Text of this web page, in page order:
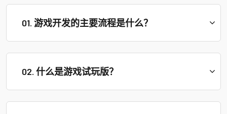
01. 游戏开发的主要流程是什么？
02. 什么是游戏试玩版？